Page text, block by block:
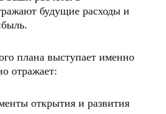
будущие расходы и
плана выступает именно
отражает:
открытия и развития